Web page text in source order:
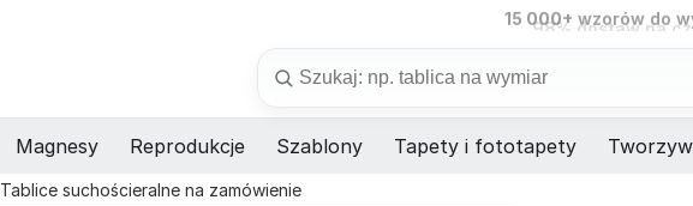
98%dostaw na
Magnesy Reprodukcje Szablony Tapety i fototapety
Tablice suchościeralne na zamówienie